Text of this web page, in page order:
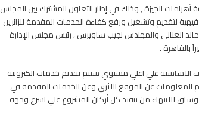
الجيزة , وذلك في إطار التعاون المشترك بين المجلس
لتقديم وتشغيل ورفع كفاءة الخدمات المقدمة للزائرين
خالد العناني والمهندس نجيب ساويرس ، رئيس مجلس الإدارة
الاساسية علي اعلي مستوي سيتم تقديم خدمات الكترونية
المعلومات عن الموقع الاثري وعن الخدمات المقدمة في
للانتهاء من تنفيذ كل أركان المشروع علي اسرع وجهه